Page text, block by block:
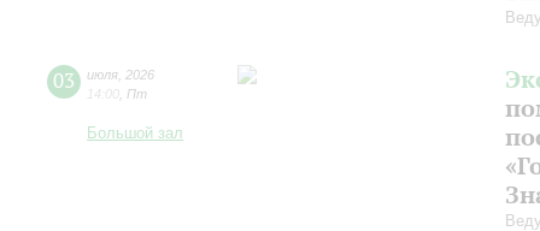
03 июля 2026
14:00 Пт
Большой зал